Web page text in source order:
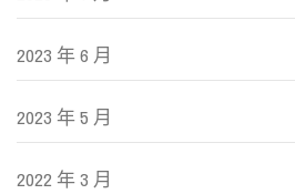
2023 年 6 月
2023 年 5 月
2022 年 3 月